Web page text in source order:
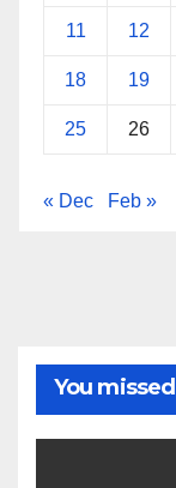
11 12
18 19
25 26
« Dec Feb »
You missed